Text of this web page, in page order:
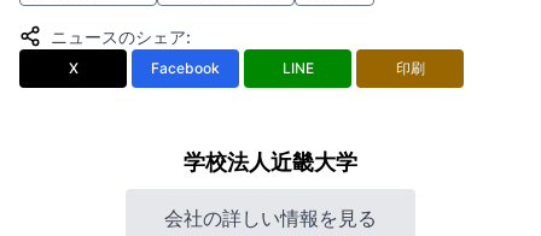
ニュースのシェア:
X Facebook LINE 印刷
学校法人近畿大学
会社の詳しい情報を見る